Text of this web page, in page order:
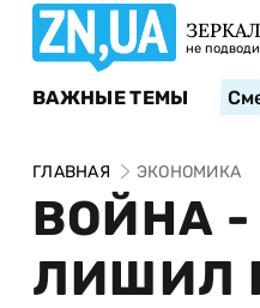
не
ВАЖНЫЕ ТЕМЫ
ГЛАВНАЯ ЭКОНОМИКА
ВОЙНА
ЛИШИЛ